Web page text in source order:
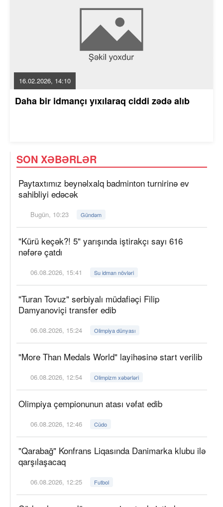
16.02.2026, 14:10
Daha bir idmançı yıxılaraq ciddi zədə alıb
SON XƏBƏRLƏR
Paytaxtımız beynəlxalq badminton turnirinə ev
sahibliyi edəcək
Bugün, 10:23 Gündəm
"Kürü keçək?! 5" yarışında iştirakçı sayı 616
nəfərə çatdı
06.08.2026, 15:41 Su idman növləri
"Turan Tovuz" serbiyalı müdafiəçi Filip
Damyanoviçi transfer edib
06.08.2026, 15:24 Olimpiya dünyası
"More Than Medals World" layihəsinə start verilib
06.08.2026, 12:54 Olimpizm xəbərləri
Olimpiya çempionunun atası vəfat edib
06.08.2026, 12:46 Cüdo
"Qarabağ" Konfrans Liqasında Danimarka klubu ilə
qarşılaşacaq
06.08.2026, 12:25 Futbol